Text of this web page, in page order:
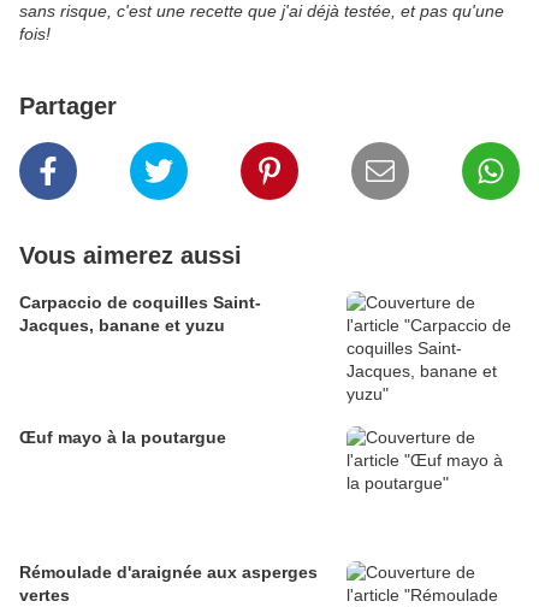
sans risque, c'est une recette que j'ai déjà testée, et pas qu'une
fois!
Partager
Vous aimerez aussi
Carpaccio de coquilles Saint-
Jacques, banane et yuzu
Œuf mayo à la poutargue
Rémoulade d'araignée aux asperges
vertes